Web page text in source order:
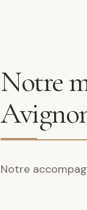
Notre
Notre